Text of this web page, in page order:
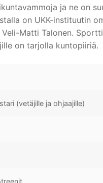
ja ne on
on UKK-instituutin
Matti Talonen.
on tarjolla kuntopiiriä.
(vetäjille ja ohjaajille)